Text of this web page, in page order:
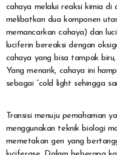
cahaya melalui reaksi kimia di
melibatkan dua komponen
memancarkan cahaya) dan
luciferin bereaksi dengan
cahaya yang bisa tampak
Yang menarik, cahaya ini
sebagai “cold light sehingga
Transisi menuju pemahaman
menggunakan teknik biologi
memetakan gen yang